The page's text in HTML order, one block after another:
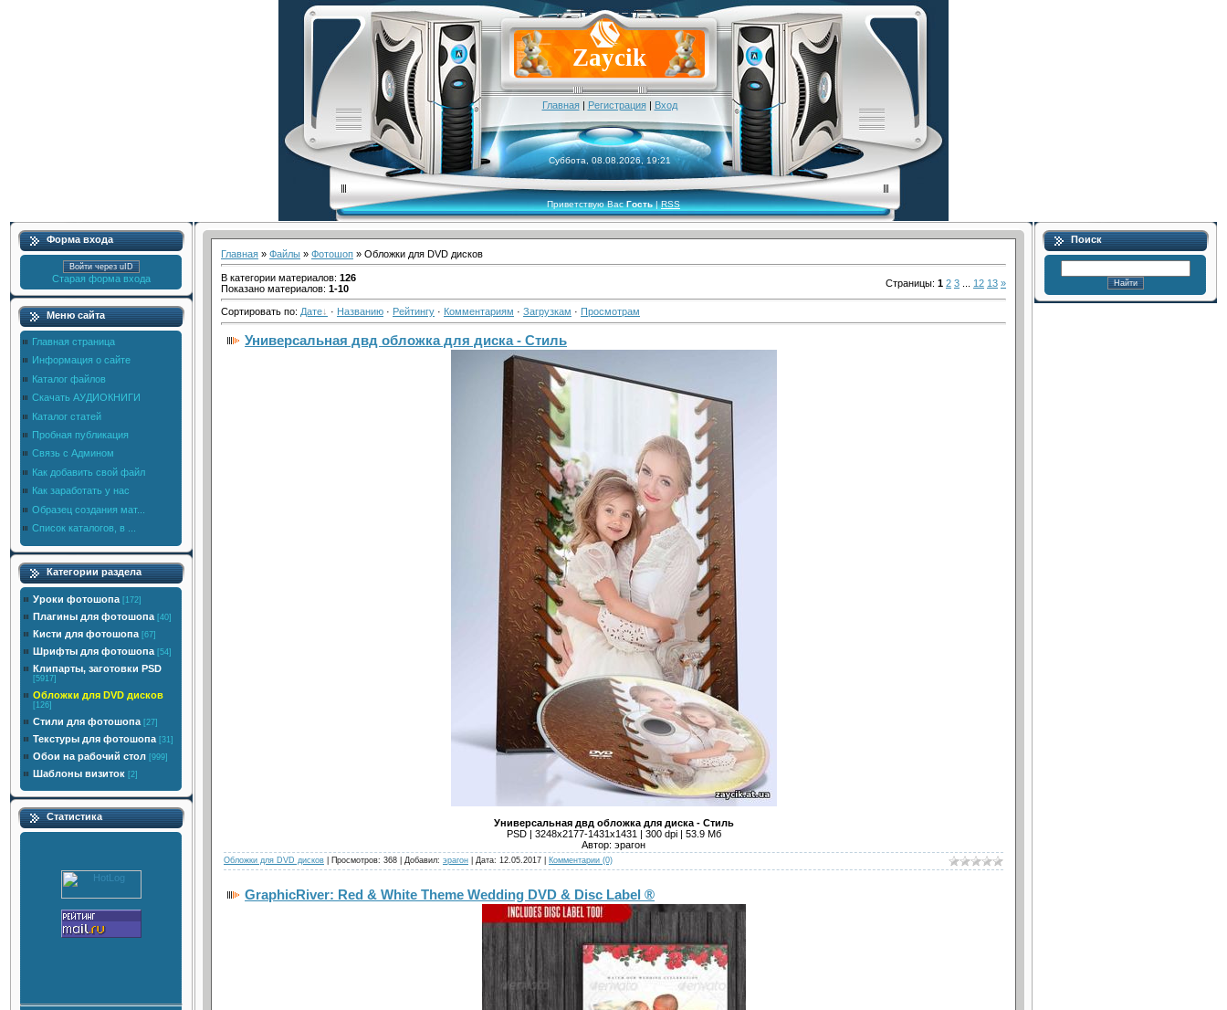
Zaycik
Главная| Регистрация| Вход
Суббота, 08.08.2026, 19:21
Приветствую Вас Гость|RSS
Форма входа
Войти через uID
Старая форма входа
Меню сайта
Главная страница
Информация о сайте
Каталог файлов
Скачать АУДИОКНИГИ
Каталог статей
Пробная публикация
Связь с Админом
Как добавить свой файл
Как заработать у нас
Образец создания мат...
Список каталогов, в ...
Категории раздела
Уроки фотошопа [172]
Плагины для фотошопа [40]
Кисти для фотошопа [67]
Шрифты для фотошопа [54]
Клипарты, заготовки PSD
[5917]
Обложки для DVD дисков
[126]
Стили для фотошопа [27]
Текстуры для фотошопа [31]
Обои на рабочий стол [999]
Шаблоны визиток [2]
Статистика
Главная » Файлы » Фотошоп » Обложки для DVD дисков
В категории материалов: 126
Показано материалов: 1-10 Страницы: 1 2 3 12 13 »
Сортировать по: Дате · Названию · Рейтингу · Комментариям · Загрузкам · Просмотрам
Универсальная двд обложка для диска - Стиль
Универсальная двд обложка для диска - Стиль
PSD | 3248x2177-1431x1431 | 300 dpi | 53.9 Мб
Автор: эрагон
Обложки для DVD дисков | Просмотров: 368 | Добавил: эрагон | Дата: 12.05.2017 Комментарии (0)
GraphicRiver: Red & White Theme Wedding DVD & Disc Label ®
Поиск